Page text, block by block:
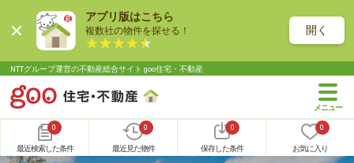
アプリ版はこちら
複数社の物件を探せる！ 開く
NTTグループ運営の不動産総合サイト goo住宅・不動産
0
最近検索した条件
0
最近見た物件
0
保存した条件
0
お気に入り